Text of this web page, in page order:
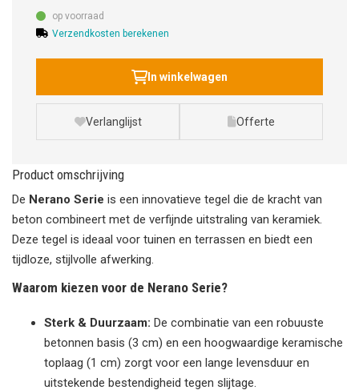
op voorraad
Verzendkosten berekenen
In winkelwagen
Verlanglijst Offerte
Product omschrijving
De Nerano Serie is een innovatieve tegel die de kracht van
beton combineert met de verfijnde uitstraling van keramiek.
Deze tegel is ideaal voor tuinen en terrassen en biedt een
tijdloze, stijlvolle afwerking.
Waarom kiezen voor de Nerano Serie?
Sterk & Duurzaam: De combinatie van een robuuste
betonnen basis (3 cm) en een hoogwaardige keramische
toplaag (1 cm) zorgt voor een lange levensduur en
uitstekende bestendigheid tegen slijtage.